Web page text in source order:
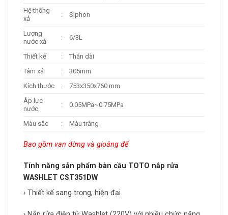
Hệ thống
xả
: Siphon
Lượng
nước xả
: 6/3L
Thiết kế :
Thân dài
Tâm xả
:
305mm
Kích thước
:
753x350x760 mm
Áp lực
nước
: 0.05MPa~0.75MPa
Màu sắc : Màu trắng
Bao gồm van dừng và gioăng đế
Tính năng sản phẩm bàn cầu TOTO nắp rửa
WASHLET CST351DW
› Thiết kế sang trọng, hiện đại